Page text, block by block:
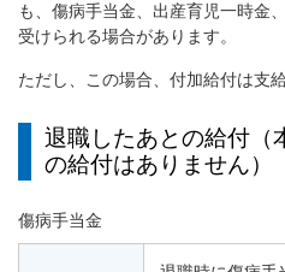
も、傷病手当金、出産育児一時金
受けられる場合があります。
ただし、この場合、付加給付は支
退職したあとの給付（
の給付はありません）
傷病手当金